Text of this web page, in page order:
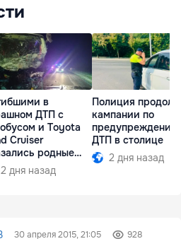
в
ДТП с
и Toyota
Cruiser
родные
2 дня назад
Полиция
кампании по
предупреждению
ДТП в столице
2 дня назад
30 апреля 2015, 21:05 928